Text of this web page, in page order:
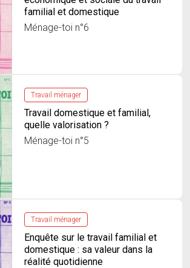
familial et domestique
Ménage-toi n°6
Travail ménager
Travail domestique et familial,
quelle valorisation ?
Ménage-toi n°5
Travail ménager
Enquête sur le travail familial et
domestique : sa valeur dans la
réalité quotidienne